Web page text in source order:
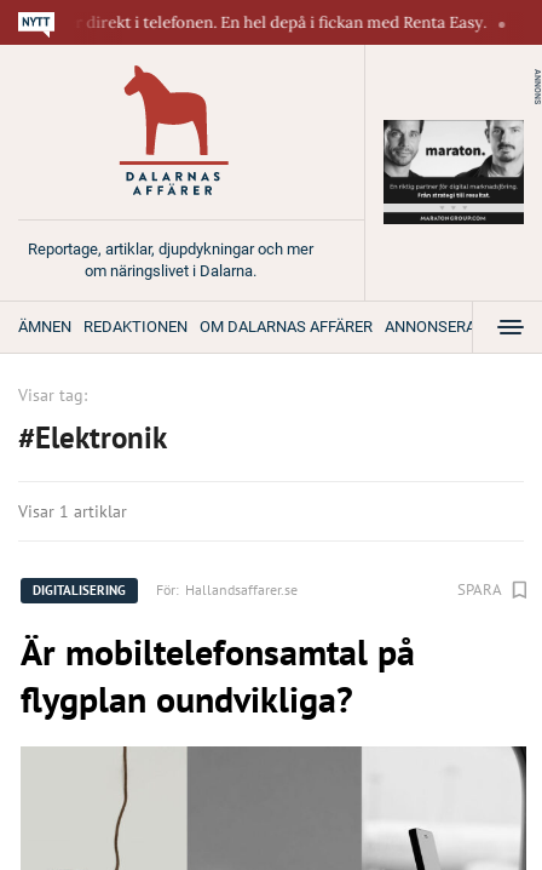
direkt i telefonen. En hel depå i fickan med Renta Easy.
Reportage, artiklar, djupdykningar och mer
om näringslivet i Dalarna.
ANNONS
ÄMNEN REDAKTIONEN OM DALARNAS AFFÄRER ANNONSERA
Visar tag:
#Elektronik
Visar 1 artiklar
DIGITALISERING För: Hallandsaffarer.se SPARA
Är mobiltelefonsamtal på
flygplan oundvikliga?